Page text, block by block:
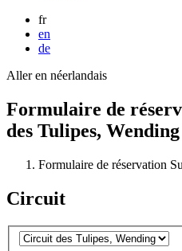
fr
en
de
Aller en néerlandais
Formulaire de
des Tulipes, Wending
Formulaire de réservation
Circuit